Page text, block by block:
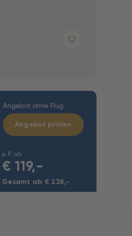
Angebot ohne Flug
p.P. ab
€ 119,-
Gesamt ab € 238,-
Angebot prüfen